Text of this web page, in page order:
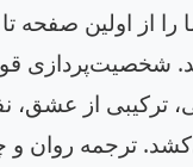
از اولین صفحه
شخصیت‌پردازی
ترکیبی از عشق،
ترجمه روان و